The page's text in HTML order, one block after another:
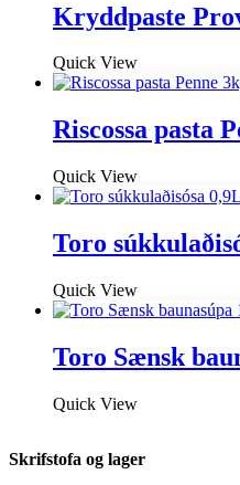
Kryddpaste
Quick View
Riscossa pasta
Quick View
Toro
Quick View
Toro Sænsk
Quick View
Skrifstofa og lager